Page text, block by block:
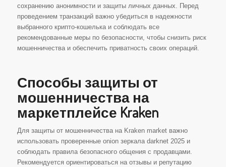
сохранению анонимности и защиты личных данных. Перед
проведением транзакций важно убедиться в надежности
выбранного крипто-кошелька и соблюдать все
рекомендованные меры по безопасности, чтобы снизить риск
мошенничества и обеспечить приватность своих операций.
Способы защиты от
мошенничества на
маркетплейсе Kraken
Для защиты от мошенничества на Kraken market важно
использовать проверенные onion зеркала darknet 2025 и
соблюдать правила безопасного общения с продавцами.
Рекомендуется ориентироваться на отзывы и репутацию